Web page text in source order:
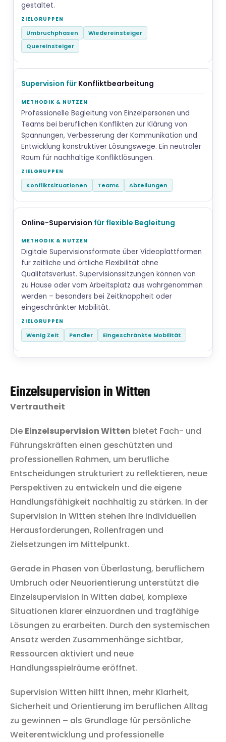
gestaltet.
Umbruchphasen
Wiedereinsteiger
Quereinsteiger
Supervision für Konfliktbearbeitung
Professionelle Begleitung von Einzelpersonen und
Teams bei beruflichen Konflikten zur Klärung von
Spannungen, Verbesserung der Kommunikation und
Entwicklung konstruktiver Lösungswege. Ein neutraler
Raum für nachhaltige Konfliktlösungen.
Konfliktsituationen Teams Abteilungen
Online-Supervision für flexible Begleitung
Digitale Supervisionsformate über Videoplattformen
für zeitliche und örtliche Flexibilität ohne
Qualitätsverlust. Supervisionssitzungen können von
zu Hause oder vom Arbeitsplatz aus wahrgenommen
werden – besonders bei Zeitknappheit oder
eingeschränkter Mobilität.
Wenig Zeit Pendler Eingeschränkte Mobilität
Einzelsupervision in Witten
Vertrautheit
Die Einzelsupervision Witten bietet Fach- und
Führungskräften einen geschützten und
professionellen Rahmen, um berufliche
Entscheidungen strukturiert zu reflektieren, neue
Perspektiven zu entwickeln und die eigene
Handlungsfähigkeit nachhaltig zu stärken. In der
Supervision in Witten stehen Ihre individuellen
Herausforderungen, Rollenfragen und
Zielsetzungen im Mittelpunkt.
Gerade in Phasen von Überlastung, beruflichem
Umbruch oder Neuorientierung unterstützt die
Einzelsupervision in Witten dabei, komplexe
Situationen klarer einzuordnen und tragfähige
Lösungen zu erarbeiten. Durch den systemischen
Ansatz werden Zusammenhänge sichtbar,
Ressourcen aktiviert und neue
Handlungsspielräume eröffnet.
Supervision Witten hilft Ihnen, mehr Klarheit,
Sicherheit und Orientierung im beruflichen Alltag
zu gewinnen – als Grundlage für persönliche
Weiterentwicklung und professionelle